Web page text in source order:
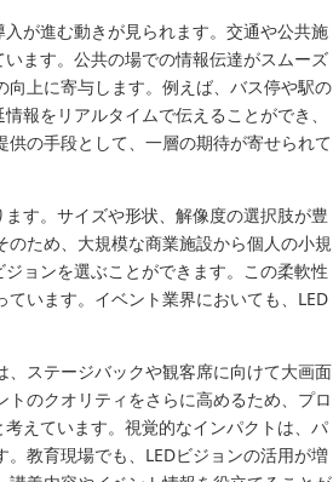
が進む動きが見られます。交通や公共施
ます。公共の場での情報伝達がスムーズ
上に寄与します。例えば、バス停や駅の
報をリアルタイムで伝えることができ、
の手段として、一層の期待が寄せられて
す。サイズや形状、解像度の選択肢が豊
ため、大規模な商業施設から個人の小規
ョンを選ぶことができます。この柔軟性
います。イベント業界においても、LED
ステージバックや観客席に向けて大画面
のクオリティをさらに高めるため、プロ
えています。視覚的なインパクトは、パ
教育現場でも、LEDビジョンの活用が増